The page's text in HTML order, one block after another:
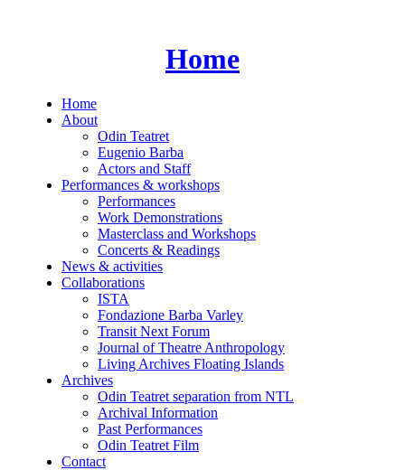
Home
Home
About
Odin Teatret
Eugenio Barba
Actors and Staff
Performances & workshops
Performances
Work Demonstrations
Masterclass and Workshops
Concerts & Readings
News & activities
Collaborations
ISTA
Fondazione Barba Varley
Transit Next Forum
Journal of Theatre Anthropology
Living Archives Floating Islands
Archives
Odin Teatret separation from NTL
Archival Information
Past Performances
Odin Teatret Film
Contact